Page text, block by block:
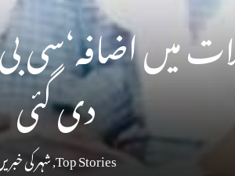
میں
دی گئی
Top Stories
,شہر کی